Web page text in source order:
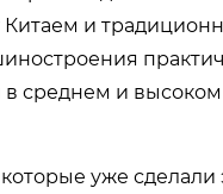
и
в среднем и
уже сделали